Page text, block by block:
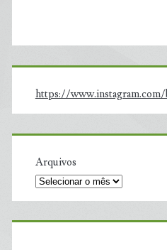
https://
Arquivos